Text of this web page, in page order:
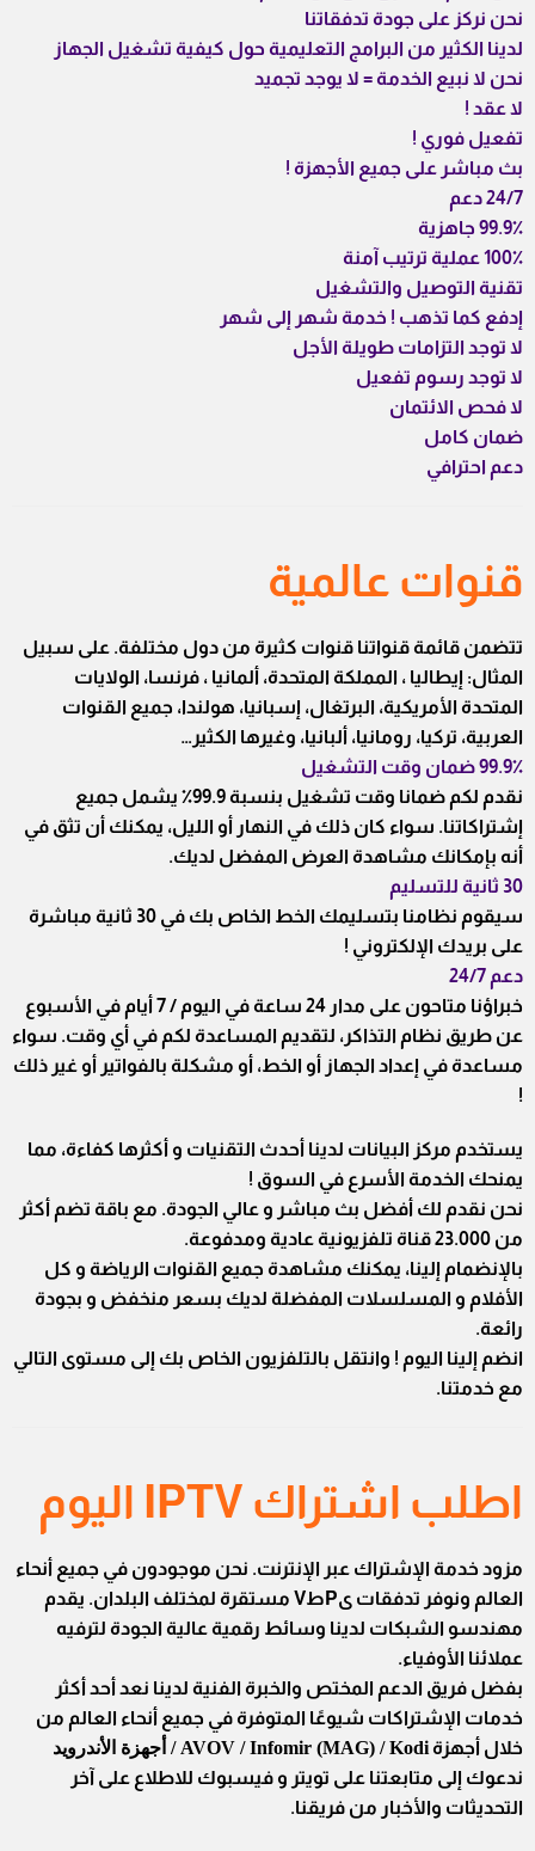
نحن نركز على جودة تدفقاتنا
لدينا الكثير من البرامج التعليمية حول كيفية تشغيل الجهاز
نحن لا نبيع الخدمة = لا يوجد تجميد
لا عقد !
تفعيل فوري !
بث مباشر على جميع الأجهزة !
24/7 دعم
99.9٪ جاهزية
100٪ عملية ترتيب آمنة
تقنية التوصيل والتشغيل
إدفع كما تذهب ! خدمة شهر إلى شهر
لا توجد التزامات طويلة الأجل
لا توجد رسوم تفعيل
لا فحص الائتمان
ضمان كامل
دعم احترافي
قنوات عالمية
تتضمن قائمة قنواتنا قنوات كثيرة من دول مختلفة. على سبيل
المثال: إيطاليا ، المملكة المتحدة، ألمانيا ، فرنسا، الولايات
المتحدة الأمريكية، البرتغال، إسبانيا، هولندا، جميع القنوات
العربية، تركيا، رومانيا، ألبانيا، وغيرها الكثير…
99.9٪ ضمان وقت التشغيل
نقدم لكم ضمانا وقت تشغيل بنسبة 99.9٪ يشمل جميع
إشتراكاتنا. سواء كان ذلك في النهار أو الليل، يمكنك أن تثق في
أنه بإمكانك مشاهدة العرض المفضل لديك.
30 ثانية للتسليم
سيقوم نظامنا بتسليمك الخط الخاص بك في 30 ثانية مباشرة
على بريدك الإلكتروني !
دعم 24/7
خبراؤنا متاحون على مدار 24 ساعة في اليوم / 7 أيام في الأسبوع
عن طريق نظام التذاكر، لتقديم المساعدة لكم في أي وقت. سواء
مساعدة في إعداد الجهاز أو الخط، أو مشكلة بالفواتير أو غير ذلك
!
يستخدم مركز البيانات لدينا أحدث التقنيات و أكثرها كفاءة، مما
يمنحك الخدمة الأسرع في السوق !
نحن نقدم لك أفضل بث مباشر و عالي الجودة. مع باقة تضم أكثر
من 23.000 قناة تلفزيونية عادية ومدفوعة.
بالإنضمام إلينا، يمكنك مشاهدة جميع القنوات الرياضة و كل
الأفلام و المسلسلات المفضلة لديك بسعر منخفض و بجودة
رائعة.
انضم إلينا اليوم ! وانتقل بالتلفزيون الخاص بك إلى مستوى التالي
مع خدمتنا.
اطلب اشتراك IPTV اليوم
مزود خدمة الإشتراك عبر الإنترنت. نحن موجودون في جميع أنحاء
العالم ونوفر تدفقات ىPطV مستقرة لمختلف البلدان. يقدم
مهندسو الشبكات لدينا وسائط رقمية عالية الجودة لترفيه
عملائنا الأوفياء.
بفضل فريق الدعم المختص والخبرة الفنية لدينا نعد أحد أكثر
خدمات الإشتراكات شيوعًا المتوفرة في جميع أنحاء العالم من
خلال أجهزة AVOV / Infomir (MAG) / Kodi / أجهزة الأندرويد
ندعوك إلى متابعتنا على تويتر و فيسبوك للاطلاع على آخر
التحديثات والأخبار من فريقنا.